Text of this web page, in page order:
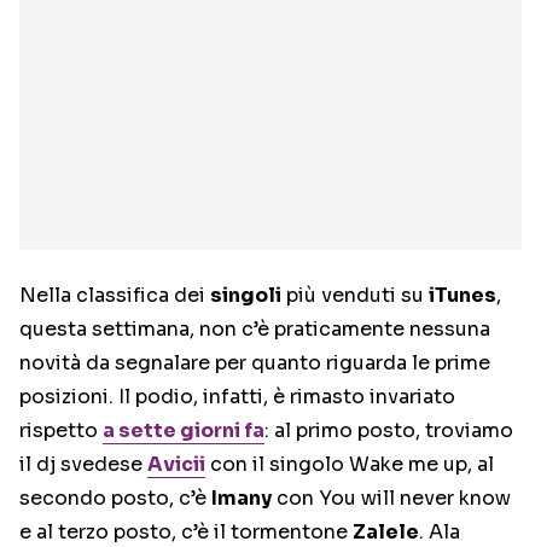
Nella classifica dei singoli più venduti su iTunes,
questa settimana, non c’è praticamente nessuna
novità da segnalare per quanto riguarda le prime
posizioni. Il podio, infatti, è rimasto invariato
rispetto a sette giorni fa: al primo posto, troviamo
il dj svedeseAvicii con il singolo Wake me up, al
secondo posto, c’è Imany con You will never know
e al terzo posto, c’è il tormentone Zalele. Ala